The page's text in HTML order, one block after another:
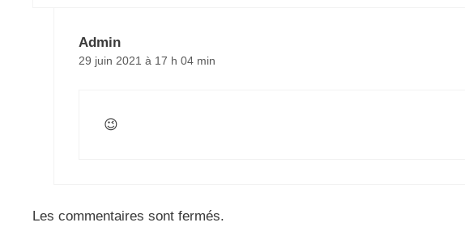
Admin
29 juin 2021 à 17 h 04 min
😉
Les commentaires sont fermés.